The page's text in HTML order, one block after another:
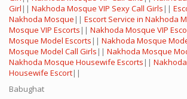
Girl || Nakhoda Mosque VIP Sexy Call Girls ||
Nakhoda Mosque || Escort Service in Nakhoda
Mosque VIP Escorts || Nakhoda Mosque VIP
Mosque Model Escorts || Nakhoda Mosque
Mosque Model Call Girls || Nakhoda Mosque
Nakhoda Mosque Housewife Escorts ||
Housewife Escort||
Babughat